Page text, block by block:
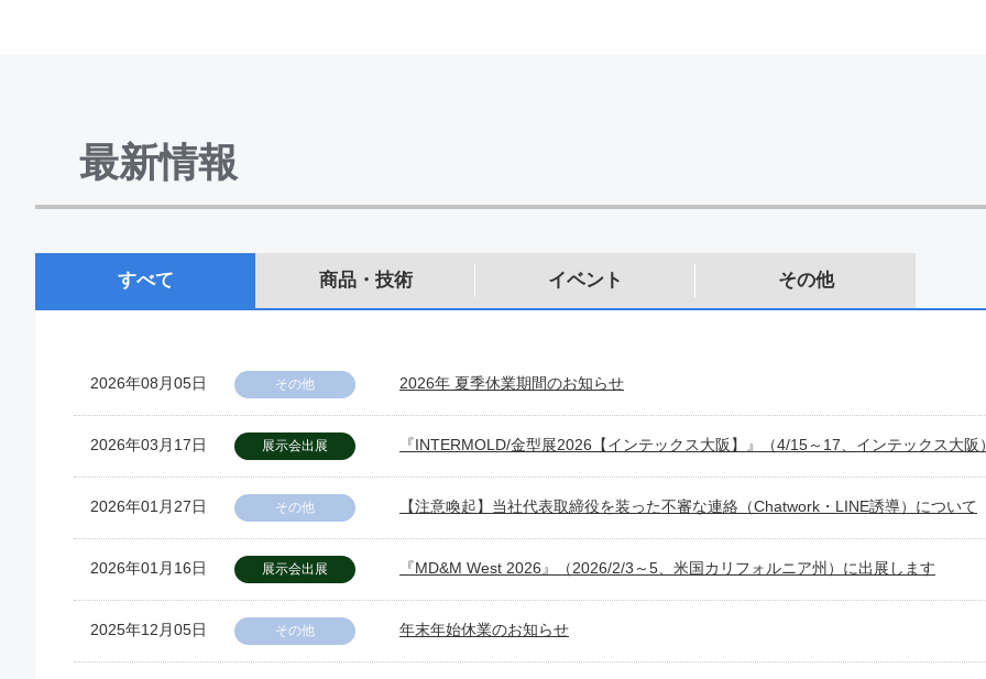
最新情報
すべて 商品・技術 イベント その他
2026年08月05日 その他 2026年 夏季休業期間のお知らせ
2026年03月17日 展示会出展 『INTERMOLD/金型展2026【インテックス大阪】』（4/15～17、インテックス大阪
2026年01月27日 その他 【注意喚起】当社代表取締役を装った不審な連絡（Chatwork・LINE誘導）について
2026年01月16日 展示会出展 『MD&M West 2026』（2026/2/3～5、米国カリフォルニア州）に出展します
2025年12月05日 その他 年末年始休業のお知らせ